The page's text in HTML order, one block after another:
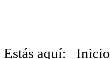
Estás aquí: Inicio